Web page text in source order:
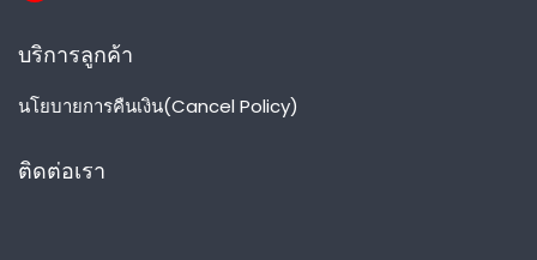
บริการลูกค้า
นโยบายการคืนเงิน(Cancel Policy)
ติดต่อเรา